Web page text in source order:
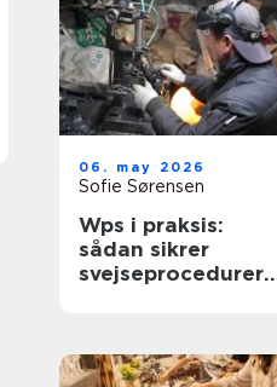
06. may 2026
Sofie Sørensen
Wps i praksis:
sådan sikrer
svejseprocedurer